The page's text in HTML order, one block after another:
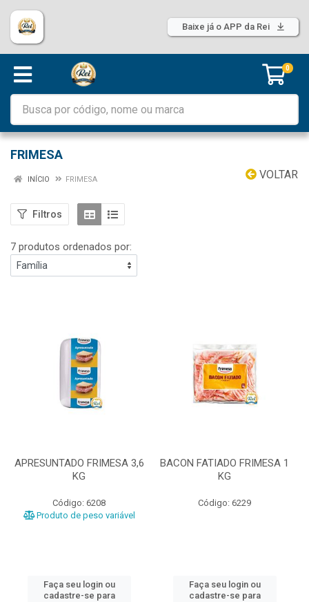
Baixe já o APP da Rei
0
FRIMESA
VOLTAR
INÍCIO FRIMESA
Filtros
7 produtos ordenados por:
APRESUNTADO FRIMESA 3,6
KG
Código: 6208
Produto de peso variável
Faça seu login ou
cadastre-se para
BACON FATIADO FRIMESA 1
KG
Código: 6229
Faça seu login ou
cadastre-se para